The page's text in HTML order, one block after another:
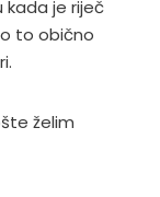
kada je riječ
to obično
želim